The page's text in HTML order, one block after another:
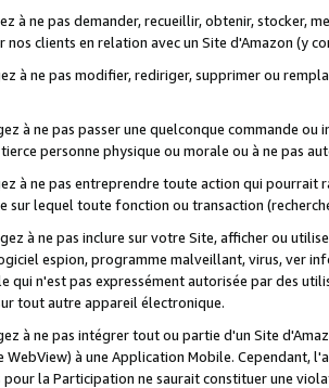
à ne pas demander, recueillir, obtenir, stocker,
nos clients en relation avec un Site d'Amazon (y
à ne pas modifier, rediriger, supprimer ou
à ne pas passer une quelconque commande
personne physique ou morale ou à ne pas
à ne pas entreprendre toute action qui
sur lequel toute fonction ou transaction
à ne pas inclure sur votre Site, afficher ou
espion, programme malveillant, virus, ver
qui n'est pas expressément autorisée par des
tout autre appareil électronique.
à ne pas intégrer tout ou partie d'un Site
à une Application Mobile. Cependant,
pour la Participation ne saurait constituer une